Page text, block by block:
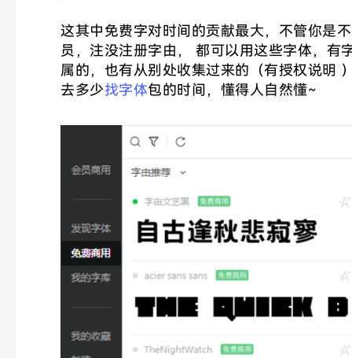
这其中免费字对时间的贡献最大， 不管你是
员，注没注册字由， 都可以用这些字体，有
属的，也有从别处收集过来的（有授权说明
去多少找字体包的时间，懂得人自然懂~